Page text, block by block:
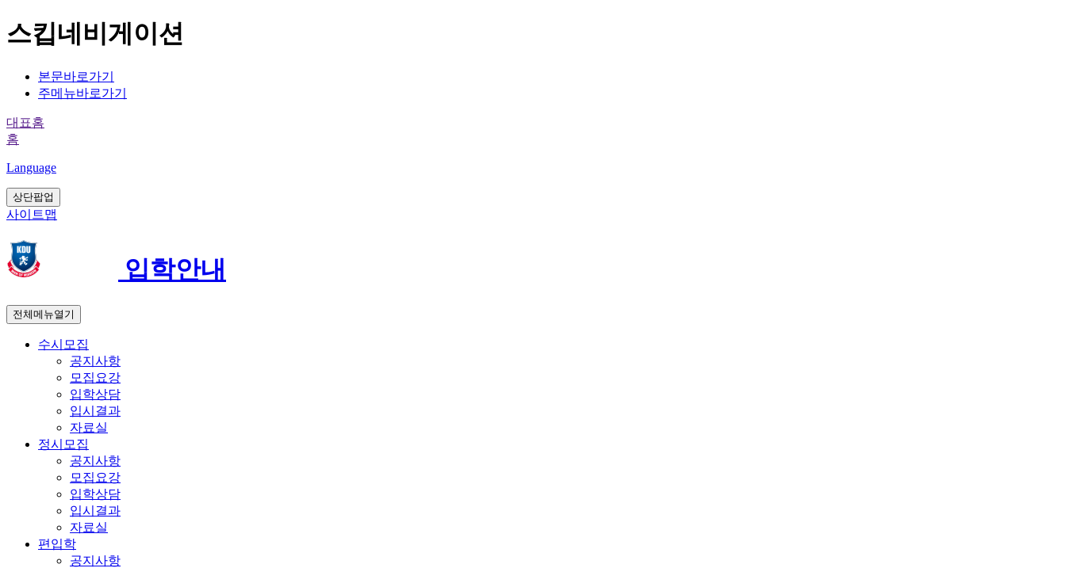
스킵네비게이션
본문바로가기
주메뉴바로가기
대표홈
홈
Language
상단팝업
사이트맵
입학안내
전체메뉴열기
수시모집
공지사항
모집요강
입학상담
입시결과
자료실
정시모집
공지사항
모집요강
입학상담
입시결과
자료실
편입학
공지사항